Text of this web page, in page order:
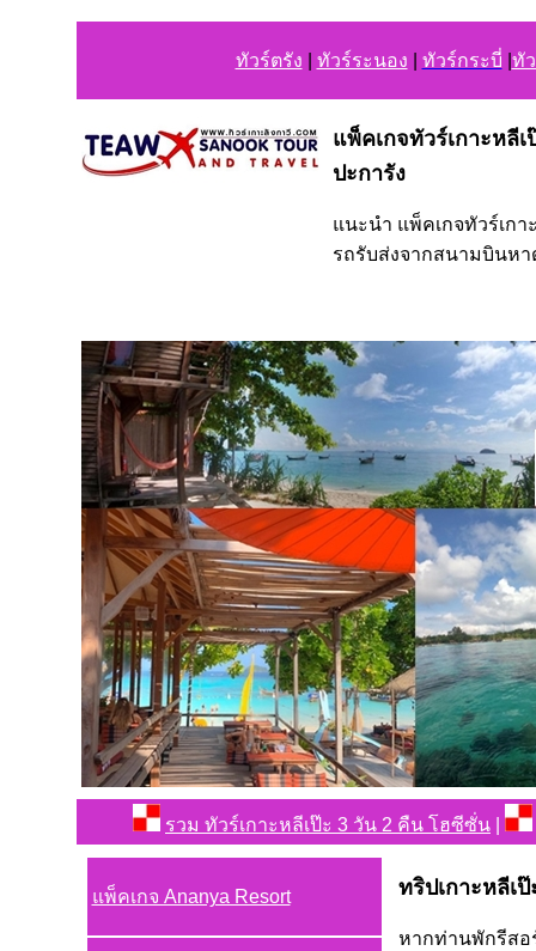
ทัวร์ตรัง ทัวร์ระนอง ทัวร์กระบี่ ทั
แพ็คเกจทัวร์เกาะหลี
ปะการัง
แนะนำ แพ็คเกจทัวร์เกา
รถรับส่งจากสนามบินหา
รวม ทัวร์เกาะหลีเป๊ะ 3 วัน 2 คืน โฮซีซั่น
แพ็คเกจ Ananya Resort ทริปเกาะหลีเ
หากท่านพักรีสอ